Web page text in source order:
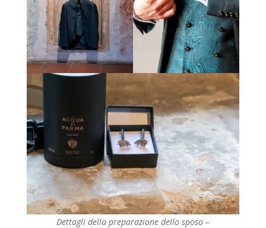
Dettagli della preparazione dello sposo –